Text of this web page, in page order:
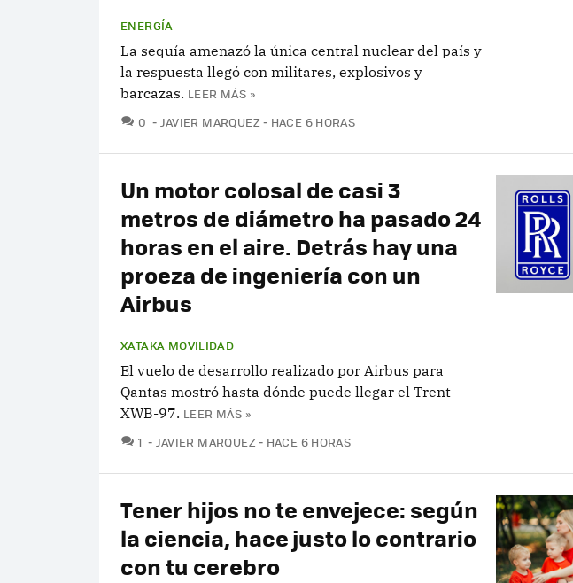
ENERGÍA
La sequía amenazó la única central nuclear del país y
la respuesta llegó con militares, explosivos y
barcazas. LEER MÁS »
0 COMENTARIOS
JAVIER MARQUEZ HACE 6 HORAS
Un motor colosal de casi 3
metros de diámetro ha pasado 24
horas en el aire. Detrás hay una
proeza de ingeniería con un
Airbus
XATAKA MOVILIDAD
El vuelo de desarrollo realizado por Airbus para
Qantas mostró hasta dónde puede llegar el Trent
XWB-97. LEER MÁS »
1 COMENTARIOS
JAVIER MARQUEZ HACE 6 HORAS
Tener hijos no te envejece: según
la ciencia, hace justo lo contrario
con tu cerebro